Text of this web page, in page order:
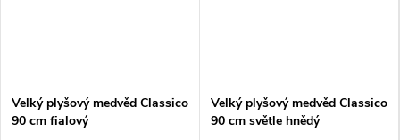
Velký plyšový medvěd Classico
90 cm fialový
Velký plyšový medvěd Classico
90 cm světle hnědý